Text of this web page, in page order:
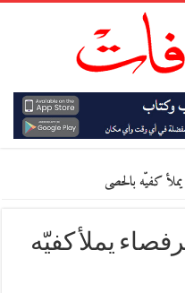
كفيّه بالحصى
يملأ كفيّه